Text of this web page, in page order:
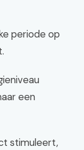
periode op
een
stimuleert,